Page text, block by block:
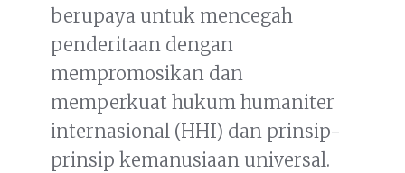
berupaya untuk mencegah
penderitaan dengan
mempromosikan dan
memperkuat hukum humaniter
internasional (HHI) dan prinsip-
prinsip kemanusiaan universal.